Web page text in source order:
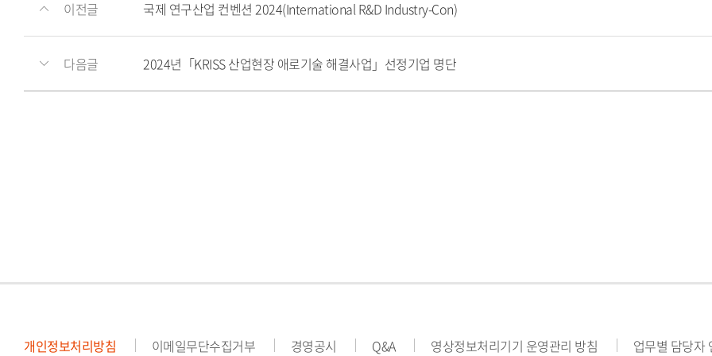
이전글 국제 연구산업 컨벤션 2024(International R&D Industry-Con)
다음글 2024년「KRISS 산업현장 애로기술 해결사업」선정기업 명단
개인정보처리방침 이메일무단수집거부 경영공시 Q&A 영상정보처리기기 운영관리 방침 업무별 담당자